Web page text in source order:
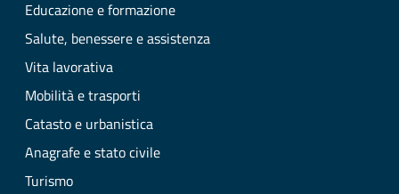
Educazione e formazione
Salute, benessere e assistenza
Vita lavorativa
Mobilità e trasporti
Catasto e urbanistica
Anagrafe e stato civile
Turismo